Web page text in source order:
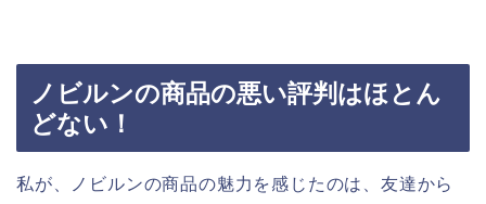
ノビルンの商品の悪い評判はほとん
どない！
私が、ノビルンの商品の魅力を感じたのは、友達から